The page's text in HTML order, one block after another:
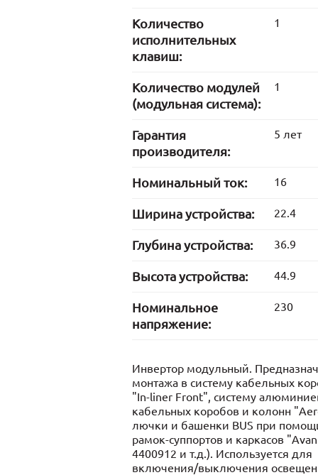
Количество
исполнительных
клавиш:
1
Количество модулей
(модульная система):
1
Гарантия
производителя:
5 лет
Номинальный ток: 16
Ширина устройства: 22.4
Глубина устройства: 36.9
Высота устройства: 44.9
Номинальное
напряжение:
230
Инвертор модульный.
монтажа в систему кабельных
"In-liner Front", систему
кабельных коробов и колонн
лючки и башенки BUS при
рамок-суппортов и каркасов
4400912 и т.д.). Используется для
включения/выключения